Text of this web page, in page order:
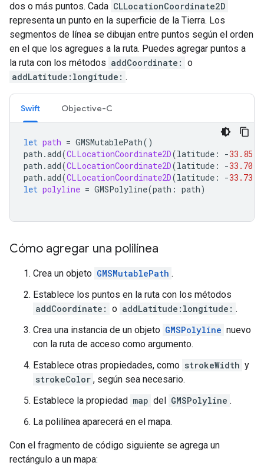
dos o más puntos. Cada CLLocationCoordinate2D
representa un punto en la superficie de la Tierra. Los
segmentos de línea se dibujan entre puntos según el orden
en el que los agregues a la ruta. Puedes agregar puntos a
la ruta con los métodos addCoordinate: o
addLatitude:longitude: .
Swift Objective-C
let path = GMSMutablePath()
path .add(CLLocationCoordinate2D(latitude : -33.85
path .add(CLLocationCoordinate2D(latitude : -33.70
path .add(CLLocationCoordinate2D(latitude : -33.73
let polyline = GMSPolyline(path : path)
Cómo agregar una polilínea
Crea un objeto GMSMutablePath .
Establece los puntos en la ruta con los métodos
addCoordinate: o addLatitude:longitude: .
Crea una instancia de un objeto GMSPolyline nuevo
con la ruta de acceso como argumento.
Establece otras propiedades, como strokeWidth y
strokeColor , según sea necesario.
Establece la propiedad map del GMSPolyline .
La polilínea aparecerá en el mapa.
Con el fragmento de código siguiente se agrega un
rectángulo a un mapa: